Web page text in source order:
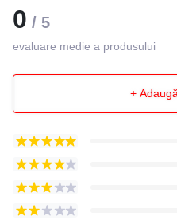
0 / 5
evaluare medie a produsului
+